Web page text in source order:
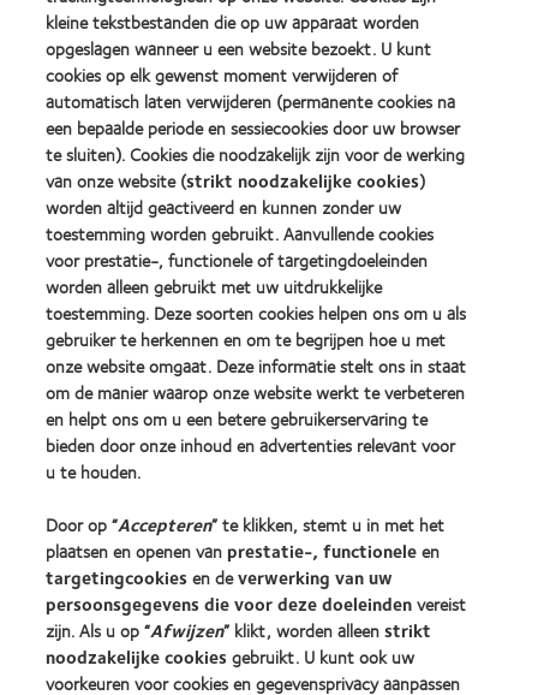
Companies
for
Leaders
(2012)
(2011)
Learn
more
about
ODMA
2011
(2011)
Learn
more
about
2012
REBRAND
100®
Global
Award
(2012)
Learn
more
about
BCLA
Industry
Award
Winner
Onze producten
Contactlenstechnologie
Vind je lens
Vind een opticien
Contactlenzen en gezichtsvermogen
Nieuwe drager
Ervaren drager
Over CooperVision
kleine tekstbestanden die op uw apparaat worden
opgeslagen wanneer u een website bezoekt. U kunt
cookies op elk gewenst moment verwijderen of
automatisch laten verwijderen (permanente cookies na
een bepaalde periode en sessiecookies door uw browser
te sluiten). Cookies die noodzakelijk zijn voor de werking
van onze website (strikt noodzakelijke cookies)
worden altijd geactiveerd en kunnen zonder uw
toestemming worden gebruikt. Aanvullende cookies
voor prestatie-, functionele of targetingdoeleinden
worden alleen gebruikt met uw uitdrukkelijke
toestemming. Deze soorten cookies helpen ons om u als
gebruiker te herkennen en om te begrijpen hoe u met
onze website omgaat. Deze informatie stelt ons in staat
om de manier waarop onze website werkt te verbeteren
en helpt ons om u een betere gebruikerservaring te
bieden door onze inhoud en advertenties relevant voor
u te houden.
Door op “Accepteren” te klikken, stemt u in met het
plaatsen en openen van prestatie-, functioneleen
targetingcookiesen deverwerking van uw
persoonsgegevens die voor deze doeleindenvereist
zijn. Als u op “Afwijzen” klikt, worden alleenstrikt
noodzakelijke cookiesgebruikt. U kunt ook uw
voorkeuren voor cookies en gegevensprivacy aanpassen